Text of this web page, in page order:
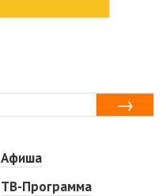
Афиша
ТВ-Программа